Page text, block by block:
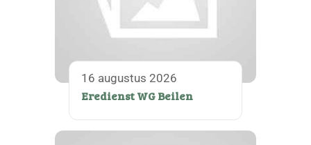
16 augustus 2026
Eredienst WG Beilen